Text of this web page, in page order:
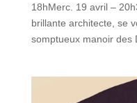
18hMerc. 19 avril –
brillante architecte, se
somptueux manoir des